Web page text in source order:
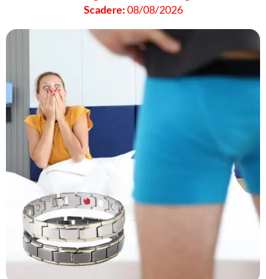
Scadere:08/08/2026